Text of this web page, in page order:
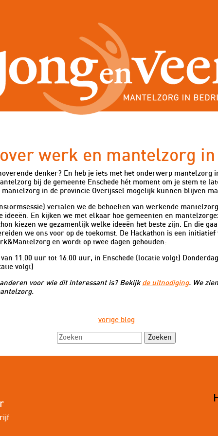
Blogs voor
Werknemers Gemeenten
werk en mantelzorg in
denker? En heb je iets met het onderwerp mantelzorg
bij de gemeente Enschede hét moment om je stem te
in de provincie Overijssel mogelijk kunnen blijven
vertalen we de behoeften van werkende
ideeën. En kijken we met elkaar hoe gemeenten en
kiezen we gezamenlijk welke ideeën het beste zijn. En die
we ons voor op de toekomst. De Hackathon is een initiatief
en wordt op twee dagen gehouden:
11.00 uur tot 16.00 uur, in Enschede (locatie volgt)
volgt)
voor wie dit interessant is? Bekijk de uitnodiging. We
vorige blog